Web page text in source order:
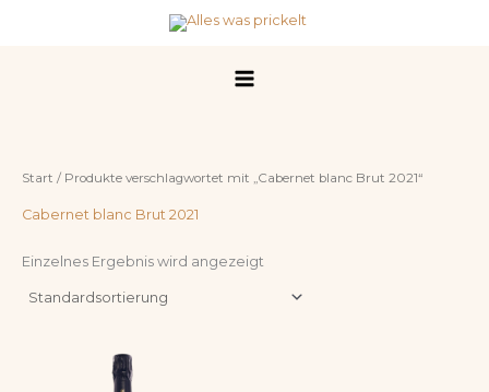
Start / Produkte verschlagwortet mit „Cabernet blanc Brut 2021“
Cabernet blanc Brut 2021
Einzelnes Ergebnis wird angezeigt